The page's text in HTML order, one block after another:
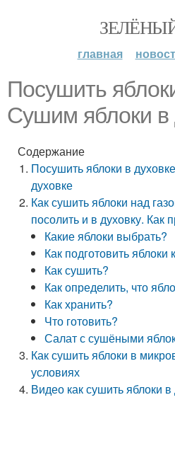
главная
Посушить
Сушим яблоки в
Содержание
Посушить яблоки в
духовке
Как сушить яблоки над
посолить и в духовку. Как
Какие яблоки выбрать?
Как подготовить яблоки
Как сушить?
Как определить, что
Как хранить?
Что готовить?
Салат с сушёными
Как сушить яблоки в
условиях
Видео как сушить яблоки